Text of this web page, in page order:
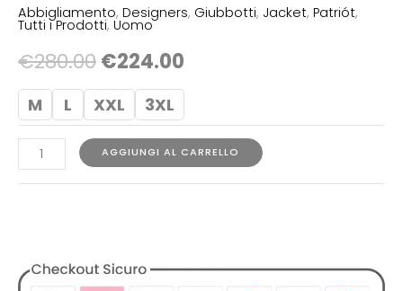
Abbigliamento, Designers, Giubbotti, Jacket, Patriót,
Tutti i Prodotti, Uomo
€280.00€224.00
M L XXL 3XL
AGGIUNGI AL CARRELLO